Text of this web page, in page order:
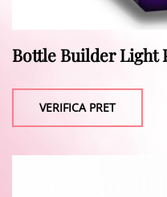
Bottle Builder Light
VERIFICA PRET